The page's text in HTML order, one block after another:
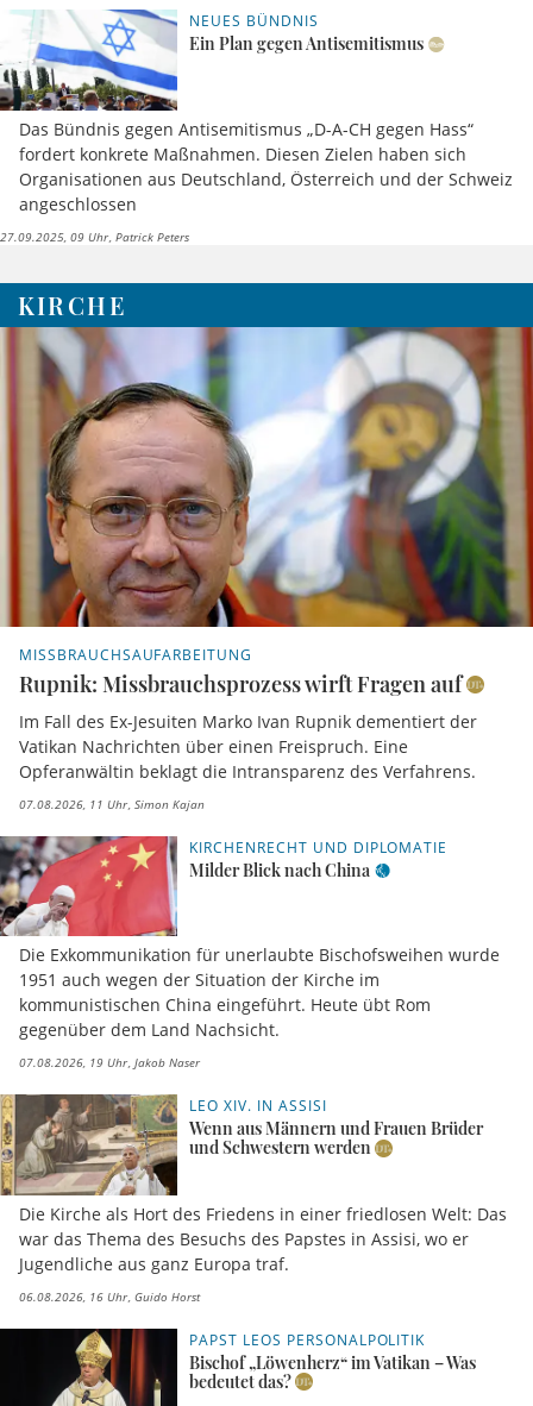
NEUES BÜNDNIS
Ein Plan gegen Antisemitismus
Das Bündnis gegen Antisemitismus „D-A-CH gegen Hass“
fordert konkrete Maßnahmen. Diesen Zielen haben sich
Organisationen aus Deutschland, Österreich und der Schweiz
angeschlossen
27.09.2025, 09 Uhr Patrick Peters
KIRCHE
MISSBRAUCHSAUFARBEITUNG
Rupnik: Missbrauchsprozess wirft Fragen auf
Im Fall des Ex-Jesuiten Marko Ivan Rupnik dementiert der
Vatikan Nachrichten über einen Freispruch. Eine
Opferanwältin beklagt die Intransparenz des Verfahrens.
07.08.2026, 11 Uhr Simon Kajan
KIRCHENRECHT UND DIPLOMATIE
Milder Blick nach China
Die Exkommunikation für unerlaubte Bischofsweihen wurde
1951 auch wegen der Situation der Kirche im
kommunistischen China eingeführt. Heute übt Rom
gegenüber dem Land Nachsicht.
07.08.2026, 19 Uhr Jakob Naser
LEO XIV. IN ASSISI
Wenn aus Männern und Frauen Brüder
und Schwestern werden
Die Kirche als Hort des Friedens in einer friedlosen Welt: Das
war das Thema des Besuchs des Papstes in Assisi, wo er
Jugendliche aus ganz Europa traf.
06.08.2026, 16 Uhr Guido Horst
PAPST LEOS PERSONALPOLITIK
Bischof „Löwenherz“ im Vatikan – Was
bedeutet das?